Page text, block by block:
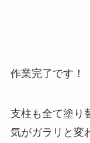
作業完了です！
支柱も全て塗り
気がガラリと変